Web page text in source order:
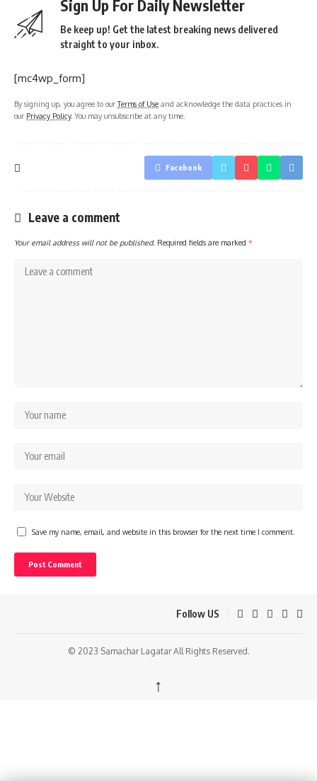
Sign Up For Daily Newsletter
Be keep up! Get the latest breaking news delivered
straight to your inbox.
[mc4wp_form]
By signing up, you agree to ourTerms of Use and acknowledge the data practices in
our Privacy Policy. You may unsubscribe at any time.
Facebook
Leave a comment
Your email address will not be published. Required fields are marked *
Save my name, email, and website in this browser for the next time I comment.
Follow US
© 2023 Samachar Lagatar All Rights Reserved.
↑